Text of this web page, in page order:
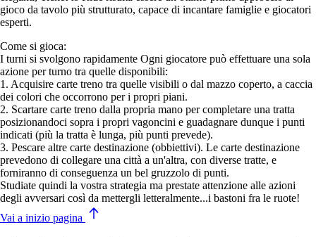
gioco da tavolo più strutturato, capace di incantare famiglie e giocatori
esperti.
Come si gioca:
I turni si svolgono rapidamente Ogni giocatore può effettuare una sola
azione per turno tra quelle disponibili:
1. Acquisire carte treno tra quelle visibili o dal mazzo coperto, a caccia
dei colori che occorrono per i propri piani.
2. Scartare carte treno dalla propria mano per completare una tratta
posizionandoci sopra i propri vagoncini e guadagnare dunque i punti
indicati (più la tratta è lunga, più punti prevede).
3. Pescare altre carte destinazione (obbiettivi). Le carte destinazione
prevedono di collegare una città a un'altra, con diverse tratte, e
forniranno di conseguenza un bel gruzzolo di punti.
Studiate quindi la vostra strategia ma prestate attenzione alle azioni
degli avversari così da mettergli letteralmente...i bastoni fra le ruote!
Vai a inizio pagina